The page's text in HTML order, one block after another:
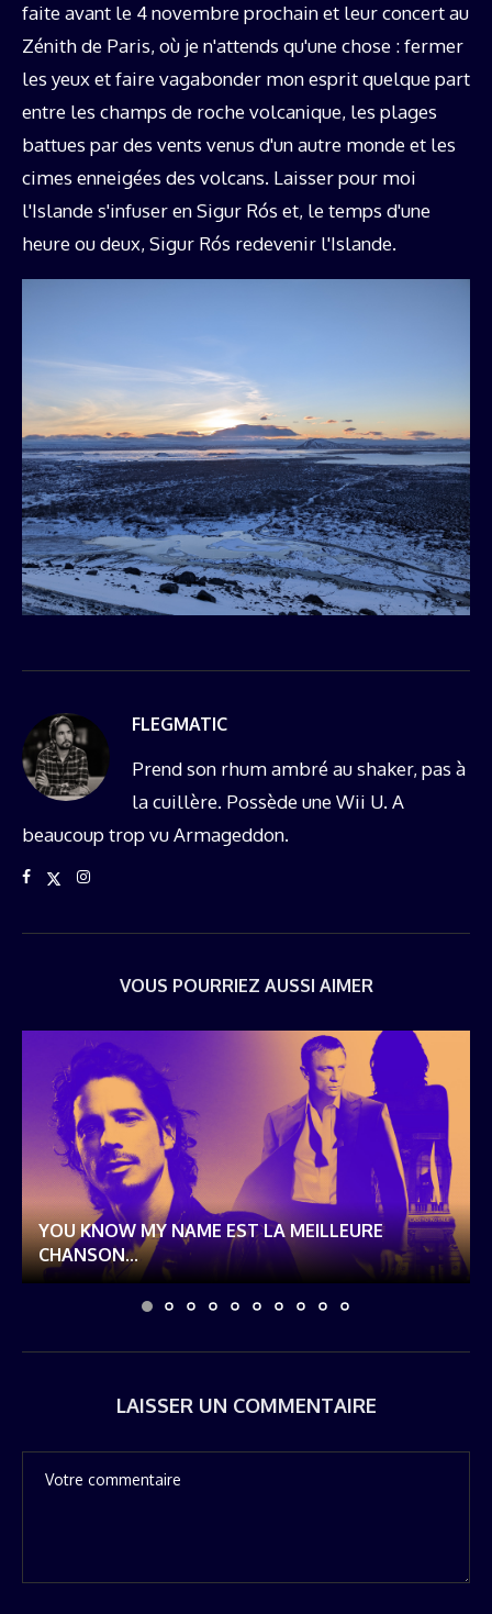
faite avant le 4 novembre prochain et leur concert au
Zénith de Paris, où je n'attends qu'une chose : fermer
les yeux et faire vagabonder mon esprit quelque part
entre les champs de roche volcanique, les plages
battues par des vents venus d'un autre monde et les
cimes enneigées des volcans. Laisser pour moi
l'Islande s'infuser en Sigur Rós et, le temps d'une
heure ou deux, Sigur Rós redevenir l'Islande.
FLEGMATIC
Prend son rhum ambré au shaker, pas à
la cuillère. Possède une Wii U. A
beaucoup trop vu Armageddon.
VOUS POURRIEZ AUSSI AIMER
YOU KNOW MY NAME EST LA MEILLEURE
CHANSON...
LAISSER UN COMMENTAIRE